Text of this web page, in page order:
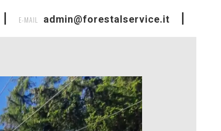
E-MAIL admin@forestalservice.it